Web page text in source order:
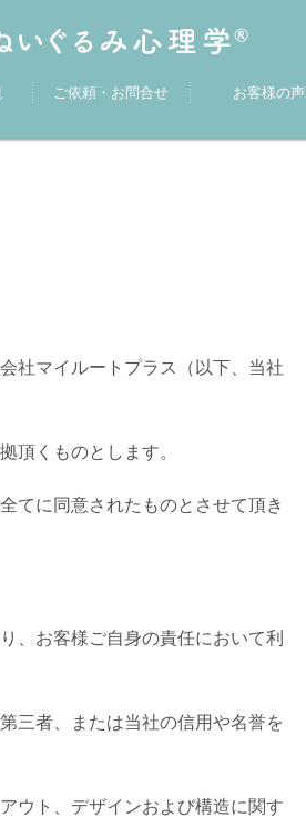
ご依頼・お問合せ お客様の声
社マイルートプラス（以下、当社
頂くものとします。
てに同意されたものとさせて頂き
、お客様ご自身の責任において利
三者、または当社の信用や名誉を
ウト、デザインおよび構造に関す